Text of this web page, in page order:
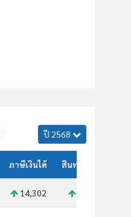
ปี 2568
ภาษีเงินได้ สินทรัพย์รวม
14,302 13,133